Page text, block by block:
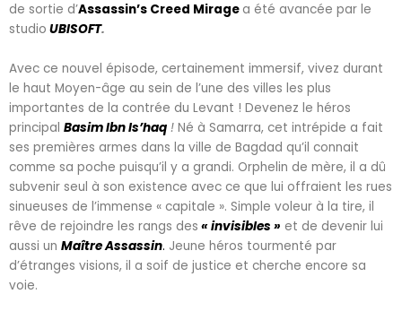
de sortie d’Assassin’s Creed Mirage a été avancée par le
studio UBISOFT.
Avec ce nouvel épisode, certainement immersif, vivez durant
le haut Moyen-âge au sein de l’une des villes les plus
importantes de la contrée du Levant ! Devenez le héros
principal Basim Ibn Is’haq ! Né à Samarra, cet intrépide a fait
ses premières armes dans la ville de Bagdad qu’il connait
comme sa poche puisqu’il y a grandi. Orphelin de mère, il a dû
subvenir seul à son existence avec ce que lui offraient les rues
sinueuses de l’immense « capitale ». Simple voleur à la tire, il
rêve de rejoindre les rangs des « invisibles » et de devenir lui
aussi un Maître Assassin. Jeune héros tourmenté par
d’étranges visions, il a soif de justice et cherche encore sa
voie.